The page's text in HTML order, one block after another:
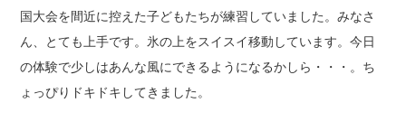
国大会を間近に控えた子どもたちが練習していました。みなさ
ん、とても上手です。氷の上をスイスイ移動しています。今日
の体験で少しはあんな風にできるようになるかしら・・・。 ち
ょっぴりドキドキしてきました。